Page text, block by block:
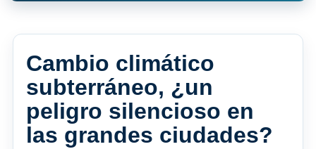
Cambio climático
subterráneo, ¿un
peligro silencioso en
las grandes ciudades?